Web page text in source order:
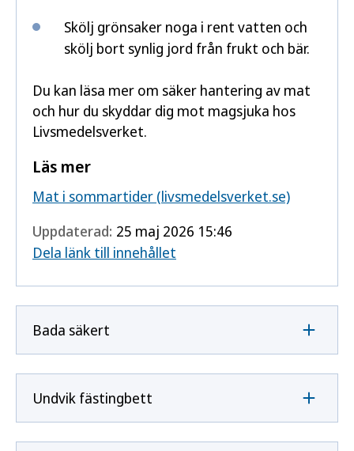
Skölj grönsaker noga i rent vatten och
skölj bort synlig jord från frukt och bär.
Du kan läsa mer om säker hantering av mat
och hur du skyddar dig mot magsjuka hos
Livsmedelsverket.
Läs mer
Mat i sommartider (livsmedelsverket.se)
Uppdaterad: 25 maj 2026 15:46
Dela länk till innehållet
Bada säkert
Undvik fästingbett